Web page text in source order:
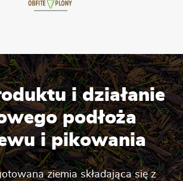
i działanie
podłoża
i pikowania
ziemia składająca się z